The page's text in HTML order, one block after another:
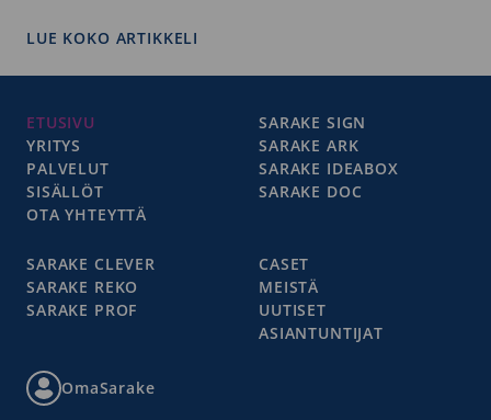
LUE KOKO ARTIKKELI
ALLEKIRJOITTAMINEN
MASSOISSA:
HALLITSET
PROSESSISI
TURVALLISESTI
ETUSIVU
YRITYS
PALVELUT
SISÄLLÖT
OTA YHTEYTTÄ
SARAKE SIGN
SARAKE ARK
SARAKE IDEABOX
SARAKE DOC
SARAKE CLEVER
SARAKE REKO
SARAKE PROF
CASET
MEISTÄ
UUTISET
ASIANTUNTIJAT
OmaSarake